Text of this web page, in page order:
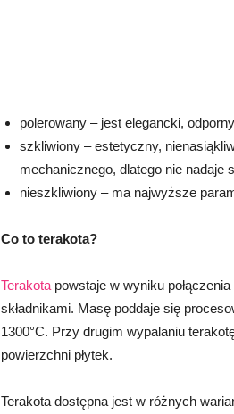
polerowany – jest elegancki,
szkliwiony – estetyczny,
mechanicznego, dlatego nie nadaje
nieszkliwiony – ma najwyższe
Co to terakota?
Terakota powstaje w wyniku
składnikami. Masę poddaje się
1300°C. Przy drugim wypalaniu
powierzchni płytek.
Terakota dostępna jest w różnych